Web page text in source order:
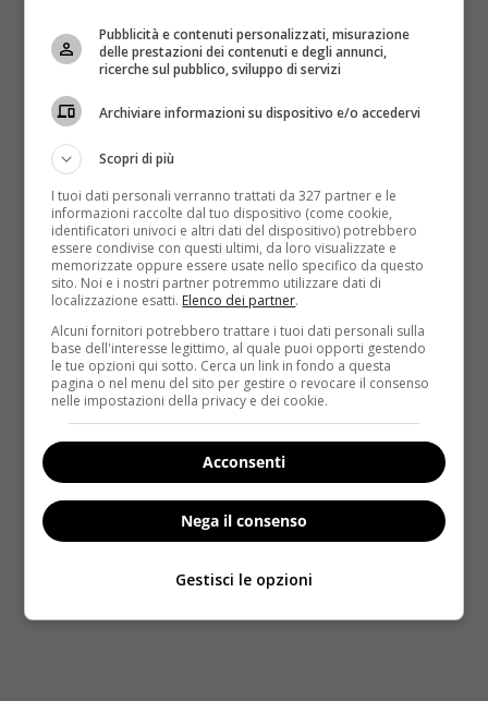
‘sbalorditivi’. Oltre un quarto delle pazienti, infatti,
ha visto diminuire drasticamente le dimensioni del
proprio tumore
piccolo di 5 millimetri)o anche sparire del tutto
(nell’11 per cento dei casi) in un arco di tempo
estremamente ristretto: solo 11 giorni
Le speranze degli scienziati si sono levate
immediatamente, visto chetale cura potrebbe non
rendere più necessari l’intervento o la
chemioterapia, con estremo sollievo per le malate. Il
tumore preso in esame èun tipo particolarmente
aggressivo: Her2 positivo(da definizione, si tratta di
quelli che ‘presentano molti recettori di tipo 2 del
fattore di crescita epidermico umano’). Sebbene la
percentuale di guarigione sia molto alta,il mix di
farmaci potrebbe rendere la cura efficace, veloce
e decisamente meno invasivarispetto a quelle
tradizionali.
LEGGI ANCHE:TUMORE AL SENO: I NOVE CIBI CHE
AIUTANO A PREVENIRLO
Pubblicità e contenuti personalizzati, misurazione
delle prestazioni dei contenuti e degli annunci,
ricerche sul pubblico, sviluppo di servizi
Archiviare informazioni su dispositivo e/o accedervi
Scopri di più
I tuoi dati personali verranno trattati da 327 partner e le
informazioni raccolte dal tuo dispositivo (come cookie,
identificatori univoci e altri dati del dispositivo) potrebbero
essere condivise con questi ultimi, da loro visualizzate e
memorizzate oppure essere usate nello specifico da questo
sito. Noi e i nostri partner potremmo utilizzare dati di
localizzazione esatti. Elenco dei partner.
Alcuni fornitori potrebbero trattare i tuoi dati personali sulla
base dell'interesse legittimo, al quale puoi opporti gestendo
le tue opzioni qui sotto. Cerca un link in fondo a questa
pagina o nel menu del sito per gestire o revocare il consenso
nelle impostazioni della privacy e dei cookie.
Acconsenti
Nega il consenso
Gestisci le opzioni